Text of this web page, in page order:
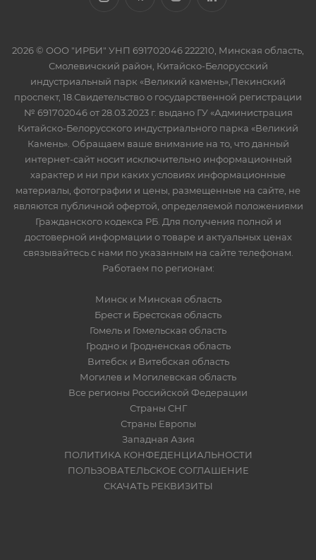
2026 © ООО "ИРБИ" УНП 691702046 222210, Минская область,
Смолевичский район, Китайско-Белорусский
индустриальный парк «Великий камень»,Пекинский
проспект, 18.Свидетельство о государственной регистрации
№ 691702046 от 28.03.2023 г. выдано ГУ «Администрация
Китайско-Белорусского индустриального парка «Великий
Камень». Обращаем ваше внимание на то, что данный
интернет-сайт носит исключительно информационный
характер и ни при каких условиях информационные
материалы, фотографии и цены, размещенные на сайте, не
являются публичной офертой, определяемой положениями
Гражданского кодекса РБ. Для получения полной и
достоверной информации о товаре и актуальных ценах
связывайтесь с нами по указанным на сайте телефонам.
Работаем по регионам:
Минск и Минская область
Брест и Брестская область
Гомель и Гомельская область
Гродно и Гродненская область
Витебск и Витебская область
Могилев и Могилевская область
Все регионы Российской Федерации
Страны СНГ
Страны Европы
Западная Азия
ПОЛИТИКА КОНФЕДЕНЦИАЛЬНОСТИ
ПОЛЬЗОВАТЕЛЬСКОЕ СОГЛАШЕНИЕ
СКАЧАТЬ РЕКВИЗИТЫ